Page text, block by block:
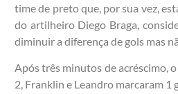
time de preto que, por sua vez,
do artilheiro Diego Braga,
diminuir a diferença de gols mas
Após três minutos de acréscimo,
2, Franklin e Leandro marcaram 1